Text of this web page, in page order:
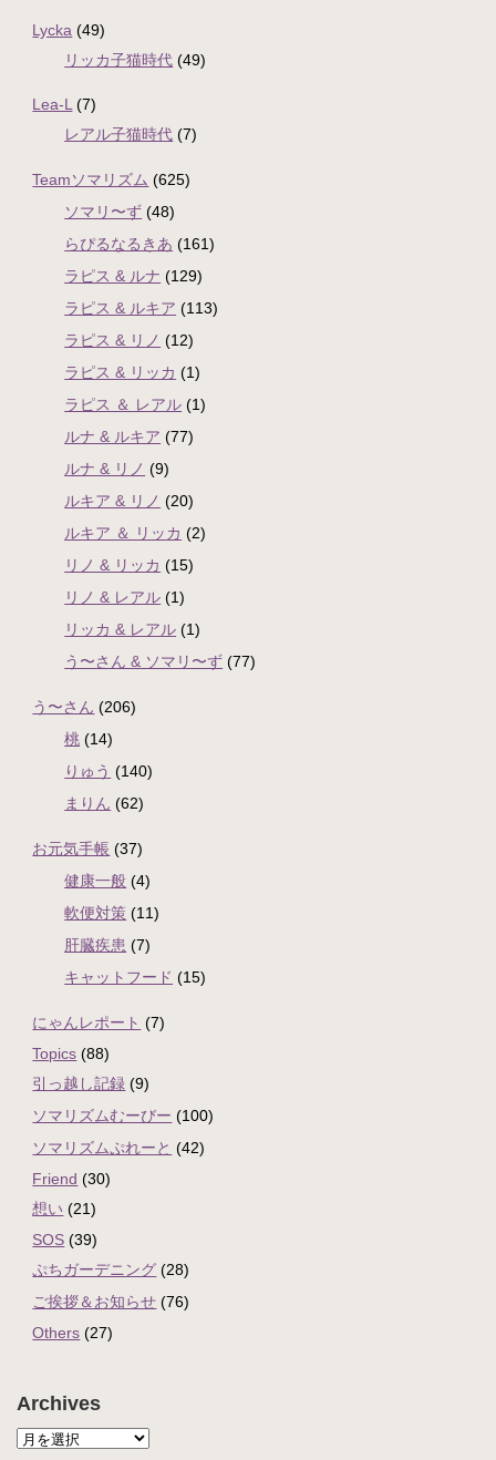
Lycka (49)
リッカ子猫時代 (49)
Lea-L(7)
レアル子猫時代 (7)
Teamソマリズム (625)
ソマリ〜ず (48)
らぴるなるきあ (161)
ラピス & ルナ (129)
ラピス & ルキア (113)
ラピス & リノ (12)
ラピス & リッカ (1)
ラピス ＆ レアル (1)
ルナ & ルキア (77)
ルナ & リノ (9)
ルキア & リノ (20)
ルキア ＆ リッカ (2)
リノ & リッカ (15)
リノ & レアル (1)
リッカ & レアル (1)
う〜さん & ソマリ〜ず (77)
う〜さん (206)
桃 (14)
りゅう (140)
まりん (62)
お元気手帳 (37)
健康一般 (4)
軟便対策 (11)
肝臓疾患 (7)
キャットフード (15)
にゃんレポート (7)
Topics (88)
引っ越し記録 (9)
ソマリズムむーびー (100)
ソマリズムぷれーと (42)
Friend (30)
想い (21)
SOS (39)
ぷちガーデニング (28)
ご挨拶＆お知らせ (76)
Others (27)
Archives